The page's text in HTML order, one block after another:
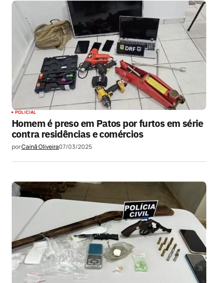
POLICIAL
Homem é preso em Patos por furtos em série
contra residências e comércios
porCainã Oliveira07/03/2025